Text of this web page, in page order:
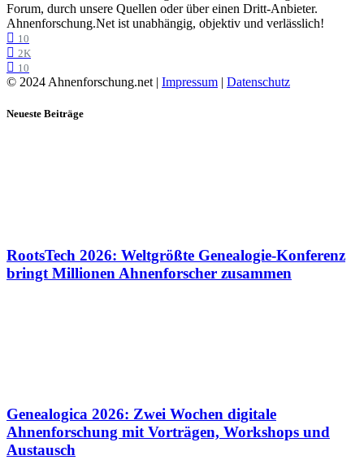
Forum, durch unsere Quellen oder über einen Dritt-Anbieter.
Ahnenforschung.Net ist unabhängig, objektiv und verlässlich!
10
2K
10
© 2024 Ahnenforschung.net | Impressum | Datenschutz
Neueste Beiträge
RootsTech 2026: Weltgrößte Genealogie-Konferenz
bringt Millionen Ahnenforscher zusammen
Genealogica 2026: Zwei Wochen digitale
Ahnenforschung mit Vorträgen, Workshops und
Austausch